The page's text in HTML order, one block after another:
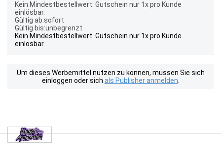
Kein Mindestbestellwert. Gutschein nur 1x pro Kunde
einlösbar.
Gültig ab:sofort
Gültig bis:unbegrenzt
Kein Mindestbestellwert. Gutschein nur 1x pro Kunde
einlösbar.
Um dieses Werbemittel nutzen zu können, müssen Sie sich
einloggen oder sich als Publisher anmelden